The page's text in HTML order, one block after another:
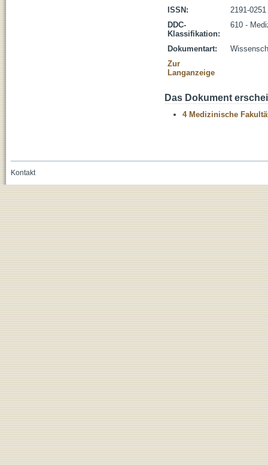
ISSN:
2191-0251
DDC-
Klassifikation:
610 -
Dokumentart:
Zur
Langanzeige
Das Dokument
4 Medizinische
Kontakt